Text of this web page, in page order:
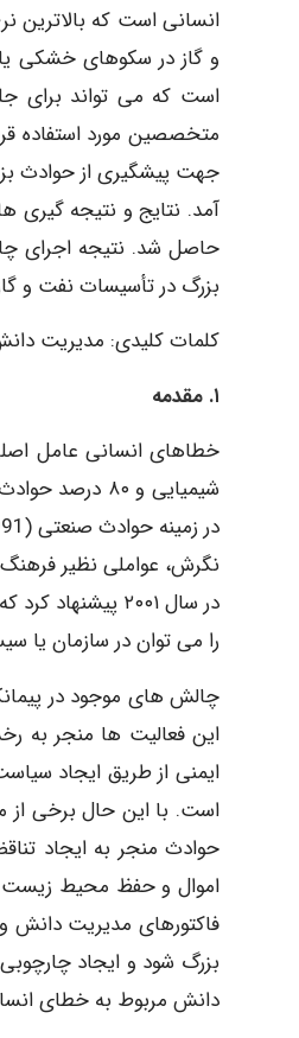
انسانی است که
و گاز در سکوهای خشکی
است که می تواند برای
متخصصین مورد استفاده
جهت پیشگیری از حوادث
بزرگ در تأسیسات نفت و
کلمات کلیدی: مدیریت
۱. مقدمه
نگرش، عواملی نظیر
در سال ۲۰۰۱
را می توان در سازمان یا
چالش های موجود در
این فعالیت ها منجر به
ایمنی از طریق ایجاد
است. با این حال برخی از
حوادث منجر به ایجاد
اموال و حفظ محیط زیست
فاکتورهای مدیریت دانش
بزرگ شود و ایجاد
دانش مربوط به خطای